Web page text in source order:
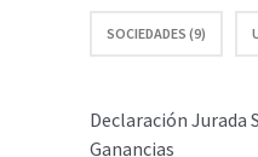
online
SOCIEDADES (9)
Declaración Jurada
Ganancias